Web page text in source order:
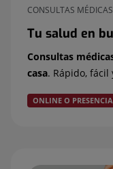
CONSULTAS MÉDICAS
Tu salud en
Consultas
casa. Rápido, fácil
ONLINE O